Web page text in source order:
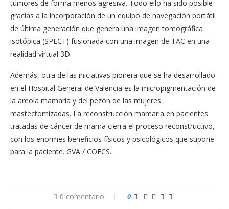
tumores de forma menos agresiva. Todo ello ha sido posible
gracias a la incorporación de un equipo de navegación portátil
de última generación que genera una imagen tomográfica
isotópica (SPECT) fusionada con una imagen de TAC en una
realidad virtual 3D.
Además, otra de las iniciativas pionera que se ha desarrollado
en el Hospital General de Valencia es la micropigmentación de
la areola mamaria y del pezón de las mujeres
mastectomizadas. La reconstrucción mamaria en pacientes
tratadas de cáncer de mama cierra el proceso reconstructivo,
con los enormes beneficios físicos y psicológicos que supone
para la paciente. GVA / COECS.
0 comentario 0